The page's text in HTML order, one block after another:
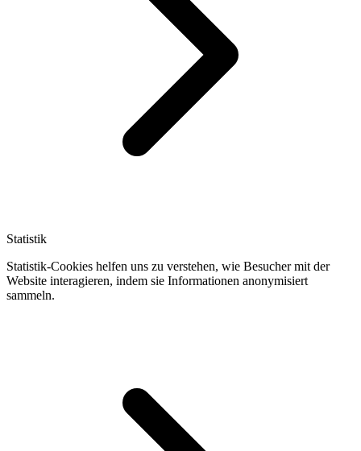
Statistik
Statistik-Cookies helfen uns zu verstehen, wie Besucher mit der
Website interagieren, indem sie Informationen anonymisiert
sammeln.